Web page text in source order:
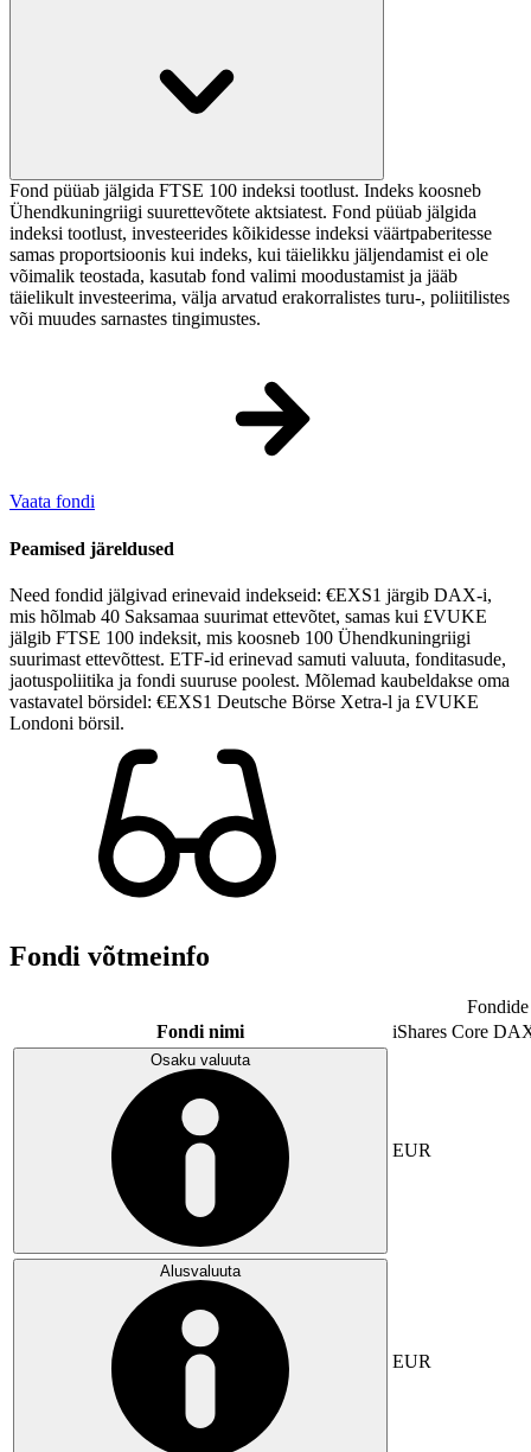
Fond püüab jälgida FTSE 100 indeksi tootlust. Indeks koosneb
Ühendkuningriigi suurettevõtete aktsiatest. Fond püüab jälgida
indeksi tootlust, investeerides kõikidesse indeksi väärtpaberitesse
samas proportsioonis kui indeks, kui täielikku jäljendamist ei ole
võimalik teostada, kasutab fond valimi moodustamist ja jääb
täielikult investeerima, välja arvatud erakorralistes turu-, poliitilistes
või muudes sarnastes tingimustes.
Vaata fondi
Peamised järeldused
Need fondid jälgivad erinevaid indekseid: €EXS1 järgib DAX-i,
mis hõlmab 40 Saksamaa suurimat ettevõtet, samas kui £VUKE
jälgib FTSE 100 indeksit, mis koosneb 100 Ühendkuningriigi
suurimast ettevõttest. ETF-id erinevad samuti valuuta, fonditasude,
jaotus­poliitika ja fondi suuruse poolest. Mõlemad kaubeldakse oma
vastavatel börsidel: €EXS1 Deutsche Börse Xetra-l ja £VUKE
Londoni börsil.
Fondi võtmeinfo
Fondi nimi
iShares Core
Osaku valuuta
EUR
Alusvaluuta
EUR